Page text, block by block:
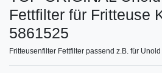
Fettfilter für Fritteuse
5861525
Fritteusenfilter Fettfilter passend z.B. für